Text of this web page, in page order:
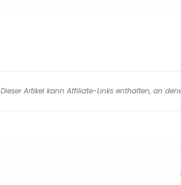
Dieser Artikel kann Affiliate-Links enthalten, an